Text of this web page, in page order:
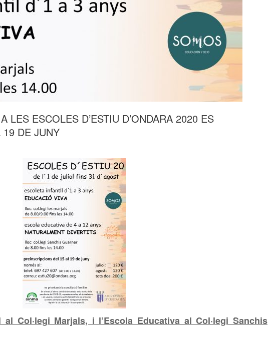
LES ESCOLES D’ESTIU D’ONDARA 2020 ES
DE JUNY
al Col·legi Marjals, i l’Escola Educativa al Col·legi Sanchis